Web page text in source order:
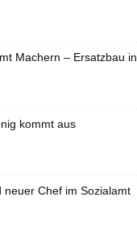
Machern – Ersatzbau in
kommt aus
neuer Chef im Sozialamt